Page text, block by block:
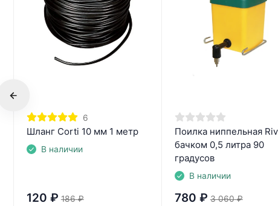
6
Шланг Corti 10 мм 1 метр
В наличии
120 ₽ 186 ₽
Поилка ниппельная
бачком 0,5 литра 90
градусов
В наличии
780 ₽ 3 060 ₽